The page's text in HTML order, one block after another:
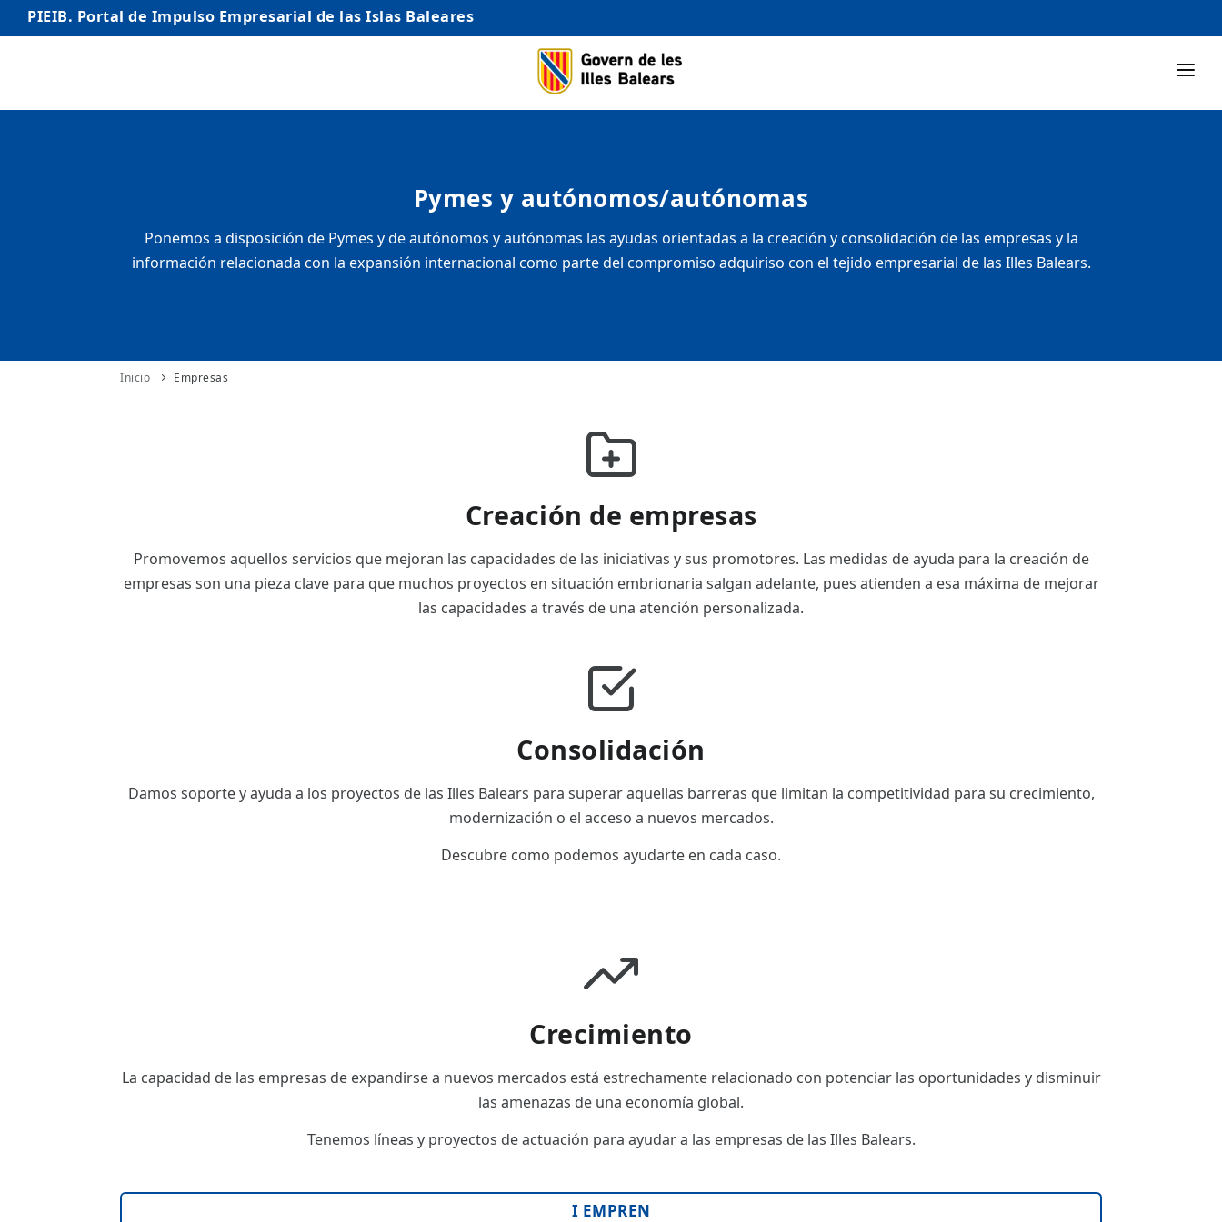
PIEIB. Portal de Impulso Empresarial de las Islas Baleares
INICIO
Pymes y autónomos/autónomas
Ponemos a disposición de Pymes y de autónomos y autónomas las ayudas orientadas a la creación y consolidación de las empresas y la
información relacionada con la expansión internacional como parte del compromiso adquiriso con el tejido empresarial de las Illes Balears.
Inicio Empresas
Creación de empresas
Promovemos aquellos servicios que mejoran las capacidades de las iniciativas y sus promotores. Las medidas de ayuda para la creación de
empresas son una pieza clave para que muchos proyectos en situación embrionaria salgan adelante, pues atienden a esa máxima de mejorar
las capacidades a través de una atención personalizada.
Consolidación
Damos soporte y ayuda a los proyectos de las Illes Balears para superar aquellas barreras que limitan la competitividad para su crecimiento,
modernización o el acceso a nuevos mercados.
Descubre como podemos ayudarte en cada caso.
Crecimiento
La capacidad de las empresas de expandirse a nuevos mercados está estrechamente relacionado con potenciar las oportunidades y disminuir
las amenazas de una economía global.
Tenemos líneas y proyectos de actuación para ayudar a las empresas de las Illes Balears.
I EMPREN